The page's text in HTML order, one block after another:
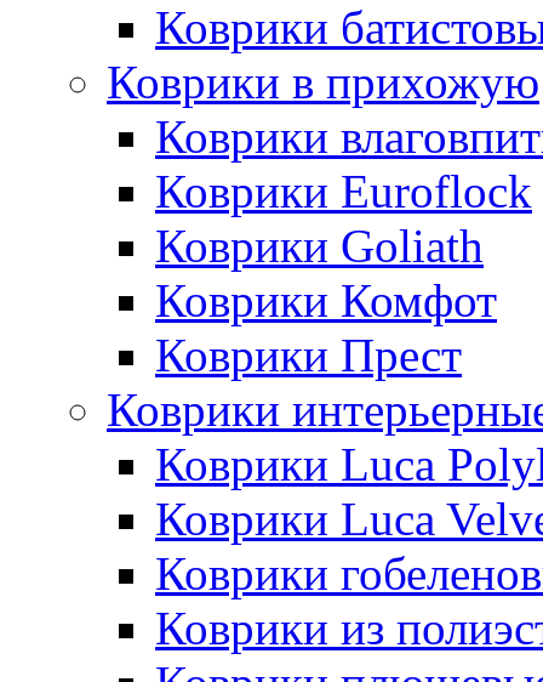
Коврики
Коврики в прихожую
Коврики
Коврики Euroflock
Коврики Goliath
Коврики Комфот
Коврики Прест
Коврики
Коврики Luca
Коврики Luca
Коврики
Коврики из